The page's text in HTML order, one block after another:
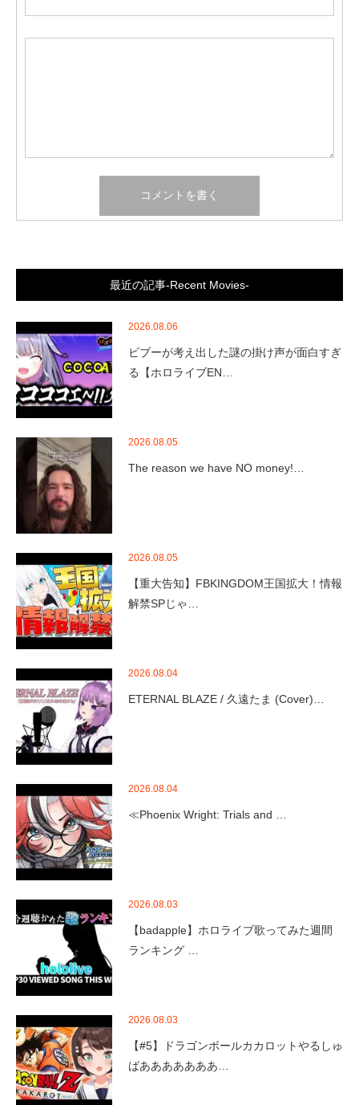
最近の記事-Recent Movies-
2026.08.06
ビブーが考え出した謎の掛け声が面白すぎ
る【ホロライブEN…
2026.08.05
The reason we have NO money!…
2026.08.05
【重大告知】FBKINGDOM王国拡大！情報
解禁SPじゃ…
2026.08.04
ETERNAL BLAZE / 久遠たま (Cover)…
2026.08.04
≪Phoenix Wright: Trials and …
2026.08.03
【badapple】ホロライブ歌ってみた週間
ランキング …
2026.08.03
【#5】ドラゴンボールカカロットやるしゅ
ばあああああああ…